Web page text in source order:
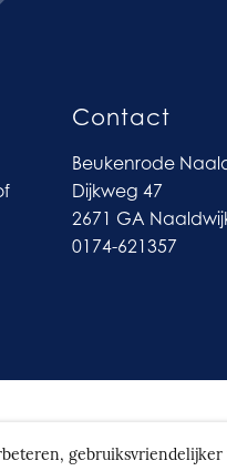
Contact
Beukenrode
Dijkweg 47
2671 GA
0174-621357